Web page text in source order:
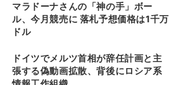
マラドーナさんの「神の手」ボー
ル、今月競売に 落札予想価格は1千万
ドル
ドイツでメルツ首相が辞任計画と主
張する偽動画拡散、背後にロシア系